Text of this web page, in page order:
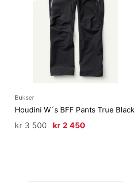
Bukser
Houdini W´s BFF Pants True Black
kr3 500
Opprinnelig
kr2 450Nåværende